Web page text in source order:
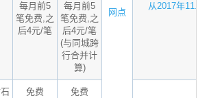
网点
每月前5
笔免费,之
后4元/笔
每月前5
笔免费,之
后4元/笔
(与同城跨
行合并计
算)
从2017年11...
免费 免费